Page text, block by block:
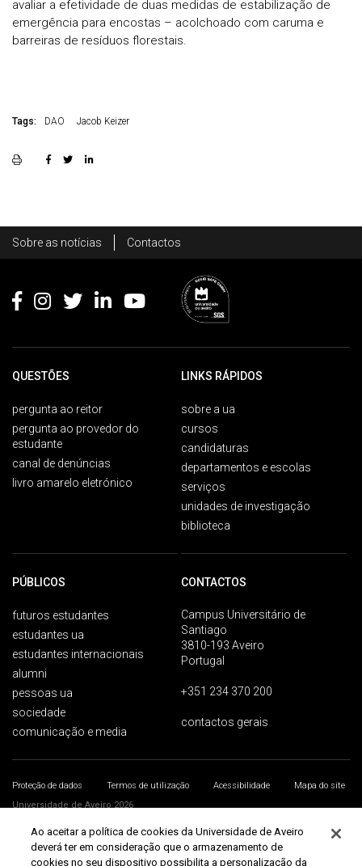
avaliar a efetividade de duas medidas de estabilização de
emergência para encostas – acolchoado com caruma e
barreiras de resíduos florestais.
Tags: DAO Jacob Keizer
Footer
Sobre as notícias Contactos
QUESTÕES
pergunta ao reitor
pergunta ao provedor do
estudante
canal de denúncias
livro amarelo eletrónico
LINKS RÁPIDOS
sobre a ua
cursos
candidaturas
departamentos e escolas
serviços
unidades de investigação
biblioteca
PÚBLICOS
futuros estudantes
estudantes ua
estudantes internacionais
alumni
pessoas ua
sociedade
comunicação e media
CONTACTOS
Campus Universitário de
Santiago
3810-193 Aveiro
Portugal
+351 234 370 200
contactos gerais
Proteção de dados Termos de utilização Acessibilidade
Mapa do site
Universidade de Aveiro 2026
Ao aceitar a política de cookies da Universidade de Aveiro
deverá ter em consideração que o armazenamento de
cookies no seu dispositivo possibilita a personalização da